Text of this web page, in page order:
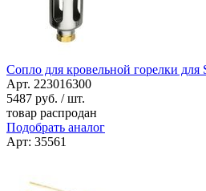
Сопло для кровельной горелки для
Арт. 223016300
5487 руб. / шт.
товар распродан
Подобрать аналог
Арт: 35561